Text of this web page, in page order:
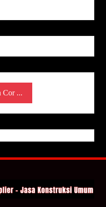
Cor ...